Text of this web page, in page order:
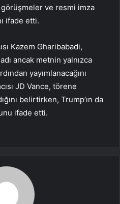
ve resmi imza
ifade etti.
Kazem Gharibabadi,
ancak metnin yalnızca
yayımlanacağını
JD Vance, törene
belirtirken, Trump’ın da
ifade etti.